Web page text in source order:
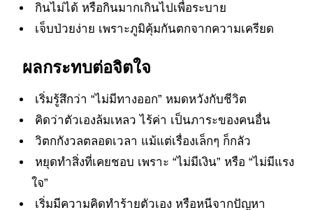
กินไม่ได้ หรือกินมากเกินไปเพื่อระบาย
เจ็บป่วยง่าย เพราะภูมิคุ้มกันตกจากความเครียด
ผลกระทบต่อจิตใจ
เริ่มรู้สึกว่า “ไม่มีทางออก” หมดหวังกับชีวิต
คิดว่าตัวเองล้มเหลว ไร้ค่า เป็นภาระของคนอื่น
วิตกกังวลตลอดเวลา แม้แต่เรื่องเล็กๆ ก็กลัว
หยุดทำสิ่งที่เคยชอบ เพราะ “ไม่มีเงิน” หรือ “ไม่มีแรง
ใจ”
เริ่มมีความคิดทำร้ายตัวเอง หรือหนีจากปัญหา